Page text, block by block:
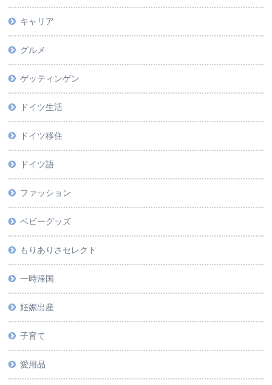
キャリア
グルメ
ゲッティンゲン
ドイツ生活
ドイツ移住
ドイツ語
ファッション
ベビーグッズ
もりありさセレクト
一時帰国
妊娠出産
子育て
愛用品